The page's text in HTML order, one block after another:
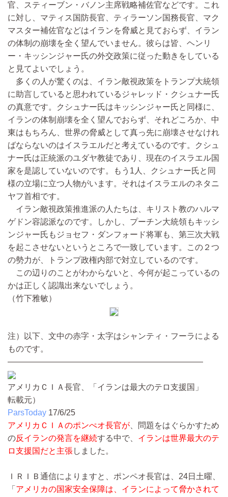
官、スティーブン・バノン主席戦略補佐官などです。これ
に対し、マティス国防長官、ティラーソン国務長官、マク
マスター補佐官などはイランを脅威と見ておらず、イラン
の体制の崩壊を全く望んでいません。彼らは皆、ヘンリ
ー・キッシンジャー氏の外交政策に従った動きをしている
と見てよいでしょう。
多くの人が驚くのは、イラン敵視政策をトランプ大統領
に助言していると思われているジャレッド・クシュナー氏
の真意です。クシュナー氏はキッシンジャー氏と同様に、
イランの体制崩壊を全く望んでおらず、それどころか、中
東はもちろん、世界の脅威として真っ先に崩壊させなけれ
ばならないのはイスラエルだと考えているのです。クシュ
ナー氏は正統派のユダヤ教徒であり、現在のイスラエル国
家を是認していないのです。もう1人、クシュナー氏と同
様の立場に立つ人物がいます。それはイスラエルのネタニ
ヤフ首相です。
イラン敵視政策推進派の人たちは、キリスト教のハルマ
ゲドン容認派なのです。しかし、プーチン大統領もキッシ
ンジャー氏もジョセフ・ダンフォード将軍も、第三次大戦
を起こさせないというところで一致しています。この２つ
の勢力が、トランプ政権内部で対立しているのです。
この辺りのことがわからないと、今何が起こっているの
かは正しく認識出来ないでしょう。
（竹下雅敏）
注）以下、文中の赤字・太字はシャンティ・フーラによる
ものです。
————————————————————————
アメリカＣＩＡ長官、「イランは最大のテロ支援国」
転載元）
ParsToday 17/6/25
アメリカＣＩＡのポンぺオ長官が 、問題をはぐらかすため
の反イランの発言を継続する中で、 イランは世界最大のテ
ロ支援国だと主張しました。
ＩＲＩＢ通信によりますと、ポンペオ長官は、24日土曜、
「 アメリカの国家安全保障は、イランによって脅かされて